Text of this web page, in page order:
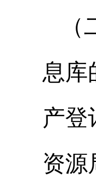
息库
产登
资源